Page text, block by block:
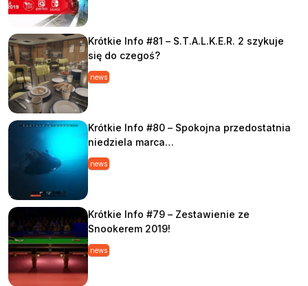
Krótkie Info #81 – S.T.A.L.K.E.R. 2 szykuje
się do czegoś?
news
Krótkie Info #80 – Spokojna przedostatnia
niedziela marca…
news
Krótkie Info #79 – Zestawienie ze
Snookerem 2019!
news